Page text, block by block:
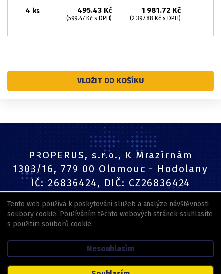
Tento web používá k poskytování služeb a analýze návštěvnosti
soubory cookie. Používáním těchto webových stránek souhlasíte
s použitím souborů cookie.
Nesouhlasím
4 ks 495.43 Kč
(599.47 Kč s DPH)
1 981.72 Kč
(2 397.88 Kč s DPH)
VLOŽIT DO KOŠÍKU
PROPERUS, s.r.o., K Mrazírnám
1303/16, 779 00 Olomouc - Hodolany
IČ: 26836424, DIČ: CZ26836424
Tel.: +420 604 170 467
​Obchodní podmínky